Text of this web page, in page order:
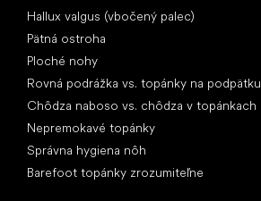
Hallux valgus (vbočený palec)
Pätná ostroha
Ploché nohy
Rovná podrážka vs. topánky na podpätku
Chôdza naboso vs. chôdza v topánkach
Nepremokavé topánky
Správna hygiena nôh
Barefoot topánky zrozumiteľne